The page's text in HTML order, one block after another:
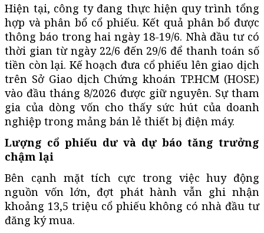
Hiện tại, công ty đang thực hiện quy trình tổng
hợp và phân bổ cổ phiếu. Kết quả phân bổ được
thông báo trong hai ngày 18-19/6. Nhà đầu tư có
thời gian từ ngày 22/6 đến 29/6 để thanh toán số
tiền còn lại. Kế hoạch đưa cổ phiếu lên giao dịch
trên Sở Giao dịch Chứng khoán TP.HCM (HOSE)
vào đầu tháng 8/2026 được giữ nguyên. Sự tham
gia của dòng vốn cho thấy sức hút của doanh
nghiệp trong mảng bán lẻ thiết bị điện máy.
Lượng cổ phiếu dư và dự báo tăng trưởng
chậm lại
Bên cạnh mặt tích cực trong việc huy động
nguồn vốn lớn, đợt phát hành vẫn ghi nhận
khoảng 13,5 triệu cổ phiếu không có nhà đầu tư
đăng ký mua.